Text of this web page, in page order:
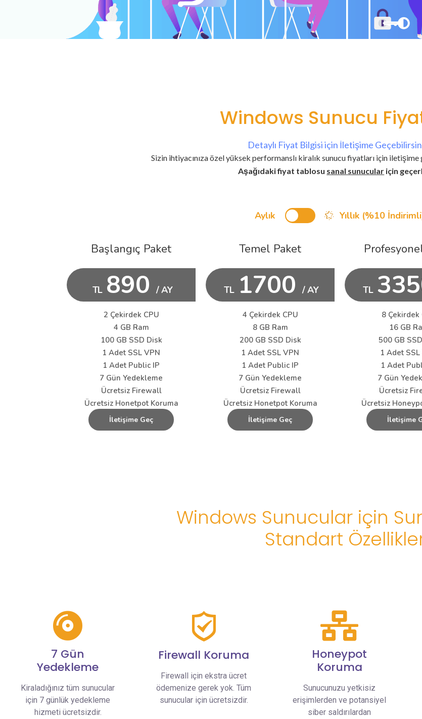
Windows Sunucu
Detaylı Fiyat Bilgisi için İletişime
Sizin ihtiyacınıza özel yüksek performanslı kiralık sunucu fiyatları için
Aşağıdaki fiyat tablosu sanal sunucular için
Aylık Yıllık (%10
Başlangıç Paket
TL 890 / AY
2 Çekirdek CPU
4 GB Ram
100 GB SSD Disk
1 Adet SSL VPN
1 Adet Public IP
7 Gün Yedekleme
Ücretsiz Firewall
Ücretsiz Honetpot Koruma
İletişime Geç
Temel Paket
TL 1700 / AY
4 Çekirdek CPU
8 GB Ram
200 GB SSD Disk
1 Adet SSL VPN
1 Adet Public IP
7 Gün Yedekleme
Ücretsiz Firewall
Ücretsiz Honetpot Koruma
İletişime Geç
TL
8 Çekirdek
16 GB
500 GB
1 Adet SSL
1 Adet
7 Gün
Ücretsiz
Ücretsiz
İletişime
Windows Sunucular için
Standart
7 Gün
Yedekleme
Kiraladığınız tüm sunucular
için 7 günlük yedekleme
hizmeti ücretsizdir.
Firewall Koruma
Firewall için ekstra ücret
ödemenize gerek yok. Tüm
sunucular için ücretsizdir.
Honeypot
Koruma
Sunucunuzu yetkisiz
erişimlerden ve potansiyel
siber saldırılardan